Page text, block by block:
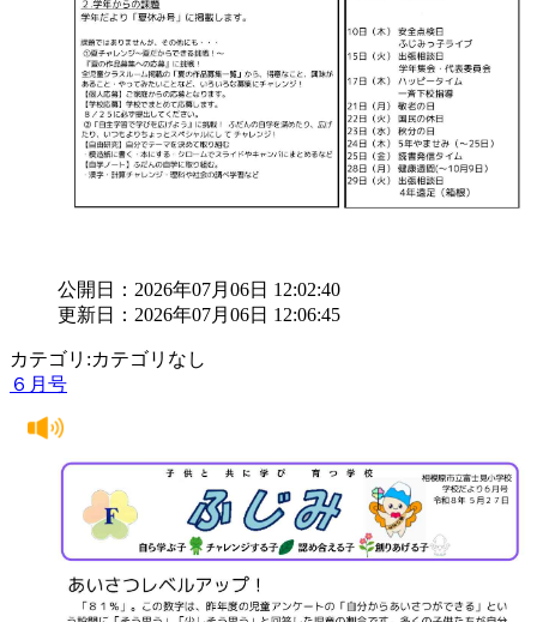
公開日：2026年07月06日 12:02:40
更新日：2026年07月06日 12:06:45
カテゴリ:カテゴリなし
６月号